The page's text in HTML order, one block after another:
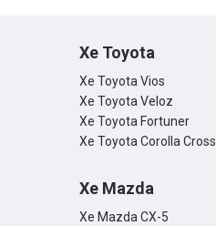
Xe Toyota
Xe Toyota Vios
Xe Toyota Veloz
Xe Toyota Fortuner
Xe Toyota Corolla Cross
Xe Mazda
Xe Mazda CX-5